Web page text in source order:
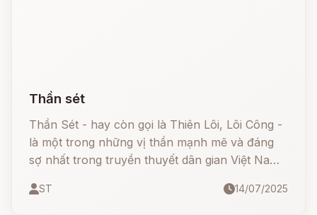
Thần sét
Thần Sét - hay còn gọi là Thiên Lôi, Lôi Công -
là một trong những vị thần mạnh mẽ và đáng
sợ nhất trong truyền thuyết dân gian Việt Nam.
tay cầm búa đá, lưng đeo trống, mỗi lần giáng
ST 14/07/2025